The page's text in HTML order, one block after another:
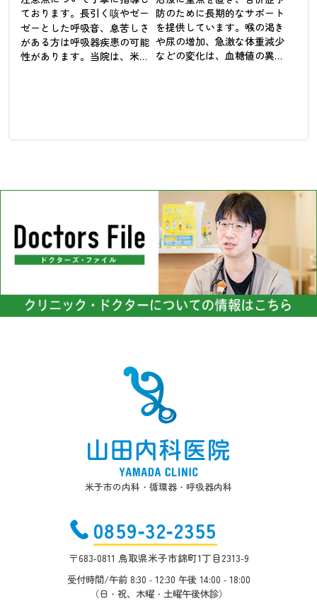
ております。長引く咳やゼー
ゼーとした呼吸音、息苦しさ
がある方は呼吸器疾患の可能
性があります。当院は、米子
服薬を使用して症状の安定を
切にしています。
防のために長期的なサポート
を提供しています。喉の渇き
や尿の増加、急激な体重減少
などの変化は、血糖値の異常
トロールに取り組んでいま
す。将来の健康を維持するた
めには、適切な対策が不可欠
です。健康管理をサポートす
ることを大切にしています。
米子市の内科・循環器・呼吸器内科
0859-32-2355
〒683-0811 鳥取県米子市錦町1丁目2313-9
受付時間/午前 8:30 - 12:30 午後 14:00 - 18:00
（日・祝、木曜・土曜午後休診）